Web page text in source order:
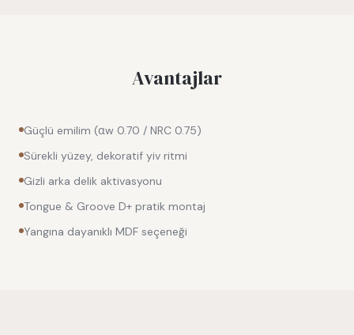
Avantajlar
Güçlü emilim (αw 0.70 / NRC 0.75)
Sürekli yüzey, dekoratif yiv ritmi
Gizli arka delik aktivasyonu
Tongue & Groove D+ pratik montaj
Yangına dayanıklı MDF seçeneği